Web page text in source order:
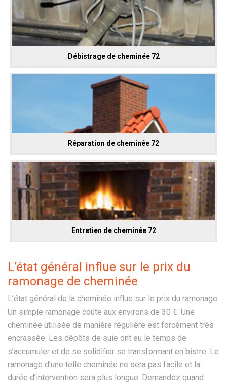
Débistrage de cheminée 72
Réparation de cheminée 72
Entretien de cheminée 72
L’état général influe sur le prix du
ramonage de cheminée
L’état général de la cheminée influe sur le prix du ramonage.
Un simple ramonage coûte aux environs de 30 €. Une
cheminée utilisée de manière régulière est forcément très
encrassée. Les dépôts de suie ont eu le temps de
s’accumuler et de se solidifier se transformant en bistre. Le
ramonage d’une telle cheminée ne sera pas facile et la
durée d’intervention sera plus longue. Demandez quand